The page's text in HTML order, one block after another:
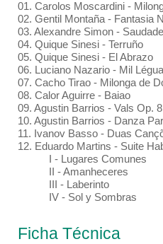
01. Carolos Moscardini -
02. Gentil Montaña - Fantasia
03. Alexandre Simon -
04. Quique Sinesi - Terruño
05. Quique Sinesi - El Abrazo
06. Luciano Nazario - Mil
07. Cacho Tirao - Milonga de
08. Calor Aguirre - Baiao
09. Agustin Barrios - Vals Op.
10. Agustin Barrios - Danza
11. Ivanov Basso - Duas
12. Eduardo Martins - Suite
I - Lugares Comunes
II - Amanheceres
III - Laberinto
IV - Sol y Sombras
Ficha Técnica